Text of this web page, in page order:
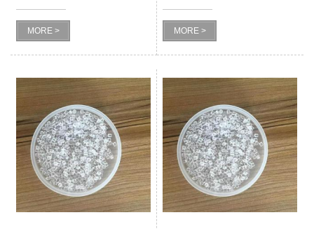
誉
系
方
式
在
LS 低挥发
MORE >
摩擦
MORE >